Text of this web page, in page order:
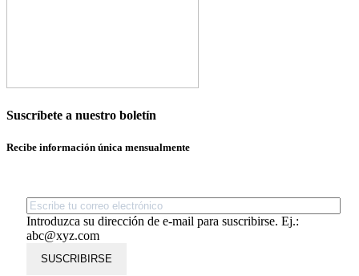
Suscríbete a nuestro boletín
Recibe información única mensualmente
Introduzca su dirección de e-mail para suscribirse. Ej.:
abc@xyz.com
SUSCRIBIRSE